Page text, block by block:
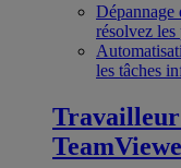
Dépannage
résolvez les
les tâches
Travailleur